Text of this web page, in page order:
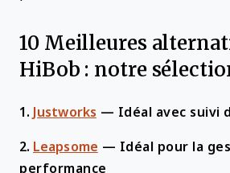
10 Meilleures
HiBob : notre
1. Justworks — Idéal avec suivi
2. Leapsome — Idéal pour la
performance